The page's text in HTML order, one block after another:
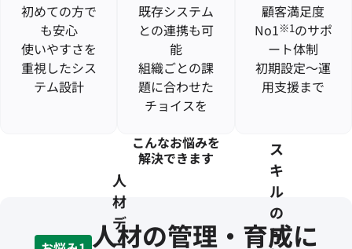
初めての方で
も安心
使いやすさを
重視したシス
テム設計
既存システム
との連携も可
能
組織ごとの課
題に合わせた
チョイスを
顧客満足度
No1※1のサポ
ート体制
初期設定〜運
用支援まで
こんなお悩みを
解決できます
人材の管理・育成に
人
材
デ
ー
ス
キ
ル
の
可